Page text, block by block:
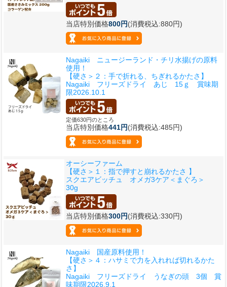
当店特別価格800円(消費税込:880円)
Nagaiki ニュージーランド・チリ水揚げの原料
使用！
【硬さ＞２：手で折れる、ちぎれるかたさ】
Nagaiki フリーズドライ あじ 15ｇ 賞味期
限2026.10.1
定価630円のところ
当店特別価格441円(消費税込:485円)
オーシーファーム
【硬さ＞１：指で押すと崩れるかたさ 】
スクエアビッチュ オメガ3ケア＜まぐろ＞
30g
当店特別価格300円(消費税込:330円)
Nagaiki 国産原料使用！
【硬さ＞４：ハサミで力を入れれば切れるかた
さ】
Nagaiki フリーズドライ うなぎの頭 3個 賞
味期限2026.9.1